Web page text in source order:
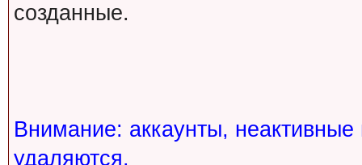
созданные.
Внимание: аккаунты,
удаляются.